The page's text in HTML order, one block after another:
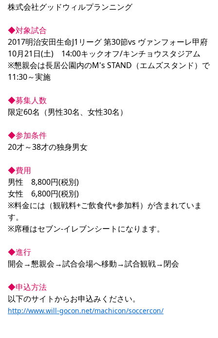
よくある質問
長居公園 セレッソフットサルパーク
セレッソフットサルパーク長居
セレッソスポーツパーク舞洲 YANMAR HANASAKA STADIUM
大人のサッカースクール
株式会社グッドウィルプランニング
◆対象試合
2017明治安田生命J1リーグ 第30節vs ヴァンフォーレ甲府
10月21日(土)　14:00キックオフ/キンチョウスタジアム
※懇親会は長居公園内のM's STAND（エムズスタンド）で
11:30～実施
◆募集人数
限定60名（男性30名、女性30名）
◆参加条件
20才～38才の独身男女
◆費用
男性　8,800円(税別)
女性　6,800円(税別)
※料金には（観戦料+ご飲食代+参加料）が含まれていま
す。
※席種はセブン-イレブンシートになります。
◆進行
開会→懇親会→試合会場へ移動→試合観戦→閉会
◆申込方法
http://www.will-gocon.net/machicon/soccercon/